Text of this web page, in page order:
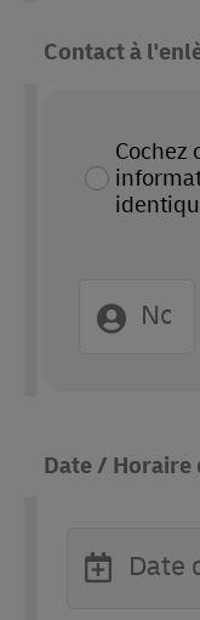
Contact à
Cochez
Date /